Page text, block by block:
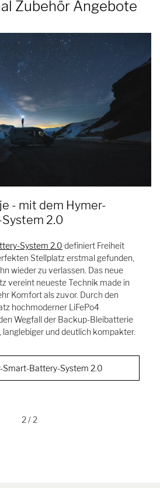
Zubehör Angebote
- mit dem Hymer-
2.0
System 2.0 definiert Freiheit
Stellplatz erstmal gefunden,
wieder zu verlassen. Das neue
vereint neueste Technik made in
Komfort als zuvor. Durch den
hochmoderner LiFePo4
Wegfall der Backup-Bleibatterie
langlebiger und deutlich kompakter.
Smart-Battery-System 2.0
2/ 2